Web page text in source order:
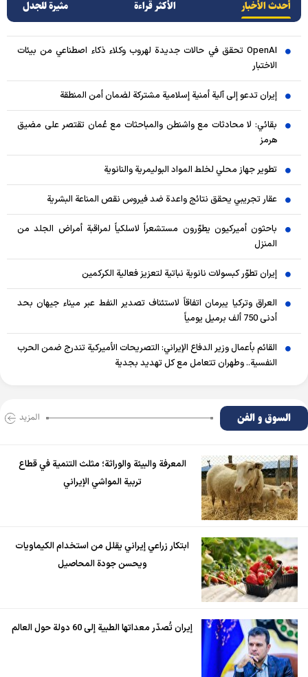
أحدث الأخبار الأکثر قراءة مثيرة للجدل
OpenAI تحقق في حالات جديدة لهروب وكلاء ذكاء اصطناعي من بيئات
الاختبار
إيران تدعو إلى آلية أمنية إسلامية مشتركة لضمان أمن المنطقة
بقائي: لا محادثات مع واشنطن والمباحثات مع عُمان تقتصر على مضيق
هرمز
تطوير جهاز محلي لخلط المواد البوليمرية والنانوية
عقار تجريبي يحقق نتائج واعدة ضد فيروس نقص المناعة البشرية
باحثون أميركيون يطوّرون مستشعراً لاسلكياً لمراقبة أمراض الجلد من
المنزل
إيران تطوّر كبسولات نانوية نباتية لتعزيز فعالية الكركمين
العراق وتركيا يبرمان اتفاقاً لاستئناف تصدير النفط عبر ميناء جيهان بحد
أدنى 750 ألف برميل يومياً
القائم بأعمال وزير الدفاع الإيراني: التصريحات الأميركية تندرج ضمن الحرب
النفسية.. وطهران تتعامل مع كل تهديد بجدية
السوق و الفن المزید
المعرفة والبيئة والوراثة؛ مثلث التنمية في قطاع
تربية المواشي الإيراني
ابتكار زراعي إيراني يقلل من استخدام الكيماويات
ويحسن جودة المحاصيل
إيران تُصدّر معداتها الطبية إلى 60 دولة حول العالم